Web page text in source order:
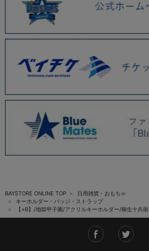
BAYSTORE ONLINE TOP
日用雑貨・おもちゃ
キーホルダー・バッジ・ストラップ
【+B】/地獄甲子園/アクリルキーホルダー/柳生十兵衛